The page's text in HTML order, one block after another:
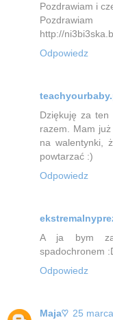
Pozdrawiam i
Pozdrawiam
http://
Odpowiedz
Dziękuję za ten
razem. Mam już
na walentynki,
powtarzać :)
Odpowiedz
A ja bym
spadochronem
Odpowiedz
Maja♡ 25